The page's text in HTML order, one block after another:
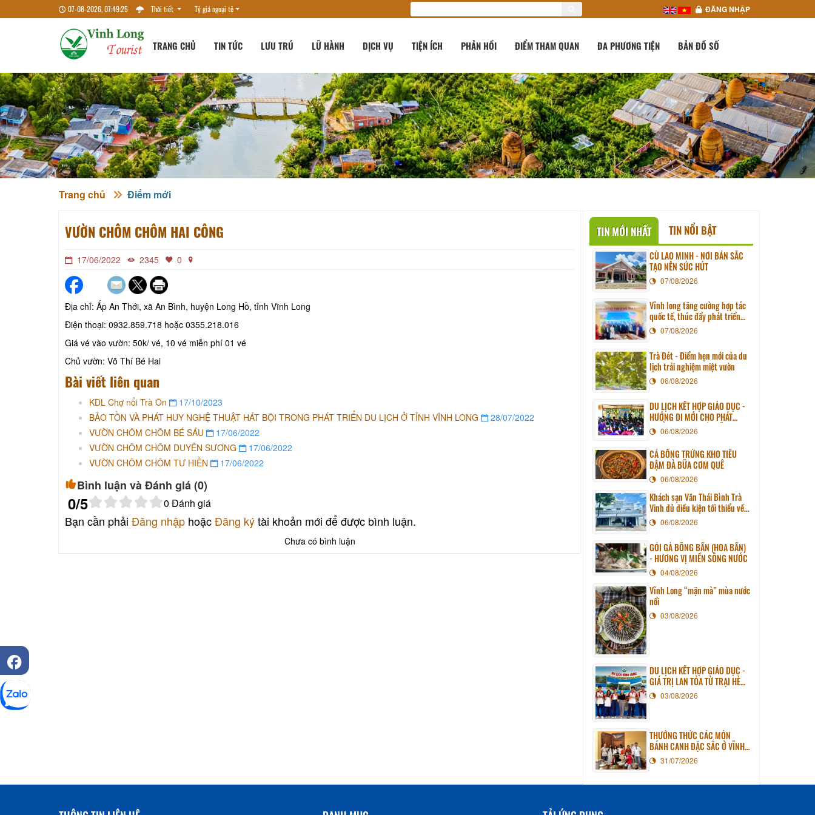
07-08-2026, 07:49:26 Thời tiết Tỷ giá ngoại tệ ĐĂNG NHẬP
TRANG CHỦ TIN TỨC LƯU TRÚ LỮ HÀNH DỊCH VỤ TIỆN ÍCH PHẢN HỒI ĐIỂM THAM QUAN ĐA PHƯƠNG TIỆN BẢN ĐỒ SỐ
Trang chủ Điểm mới
VƯỜN CHÔM CHÔM HAI CÔNG
17/06/2022 2345 0
Địa chỉ: Ấp An Thới, xã An Bình, huyện Long Hồ, tỉnh Vĩnh Long
Điện thoại: 0932.859.718 hoặc 0355.218.016
Giá vé vào vườn: 50k/ vé, 10 vé miễn phí 01 vé
Chủ vườn: Võ Thí Bé Hai
Bài viết liên quan
KDL Chợ nổi Trà Ôn
17/10/2023
BẢO TỒN VÀ PHÁT HUY NGHỆ THUẬT HÁT BỘI TRONG PHÁT TRIỂN DU LỊCH Ở TỈNH VĨNH LONG
28/07/2022
VƯỜN CHÔM CHÔM BÉ SÁU
17/06/2022
VƯỜN CHÔM CHÔM DUYÊN SƯƠNG
17/06/2022
VƯỜN CHÔM CHÔM TƯ HIỀN
17/06/2022
Bình luận và Đánh giá (0)
0/5 0 Đánh giá
Bạn cần phải Đăng nhập hoặcĐăng kýtài khoản mới để được bình luận.
Chưa có bình luận
TIN MỚI NHẤT TIN NỔI BẬT
CÙ LAO MINH - NƠI BẢN SẮC
TẠO NÊN SỨC HÚT
07/08/2026
Vĩnh long tăng cường hợp tác
quốc tế, thúc đẩy phát triển
du lịch qua chương trình làm
việc với đoàn công tác huyện
Sunchang (Hàn quốc)
07/08/2026
Trà Đét - Điểm hẹn mới của du
lịch trải nghiệm miệt vườn
06/08/2026
DU LỊCH KẾT HỢP GIÁO DỤC -
HƯỚNG ĐI MỚI CHO PHÁT
TRIỂN DU LỊCH BỀN VỮNG
06/08/2026
CÁ BỐNG TRỨNG KHO TIÊU
ĐẬM ĐÀ BỮA CƠM QUÊ
06/08/2026
Khách sạn Văn Thái Bình Trà
Vinh đủ điều kiện tối thiểu về
cơ sở vật chất kỹ thuật và dịch
vụ của cơ sở lưu trú du lịch
06/08/2026
GỎI GÀ BÔNG BẦN (HOA BẦN)
- HƯƠNG VỊ MIỀN SÔNG NƯỚC
04/08/2026
Vĩnh Long “mặn mà” mùa nước
nổi
03/08/2026
DU LỊCH KẾT HỢP GIÁO DỤC -
GIÁ TRỊ LAN TỎA TỪ TRẠI HÈ
PHƯƠNG NAM NĂM 2026
03/08/2026
THƯỞNG THỨC CÁC MÓN
BÁNH CANH ĐẶC SẮC Ở VĨNH
LONG31/07/2026